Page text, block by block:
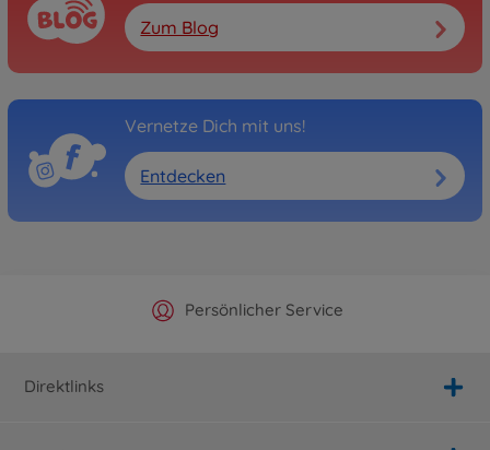
Zum Blog
Vernetze Dich mit uns!
Entdecken
Offizieller Hersteller Shop
Persönlicher Service
Versandkostenfrei ab 25€
Schnelle Lieferung
Direktlinks